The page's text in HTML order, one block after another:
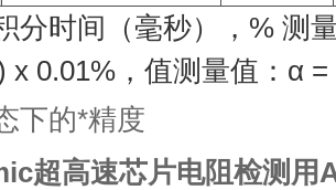
分时间（毫秒），% 测
x 0.01%，值测量值：α
下的*精度
超高速芯片电阻检测用